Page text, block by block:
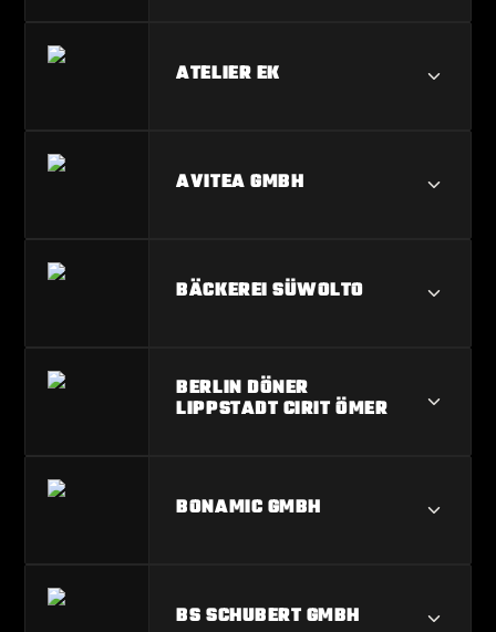
ARTCARS GMBHATELIER EK
ATELIER EK AVITEA GMBH
AVITEA GMBHBÄCKEREI SÜWOLTO
BÄCKEREI SÜWOLTO
BERLIN DÖNER
LIPPSTADT CIRIT ÖMER
BERLIN DÖNER LIPPSTADT CIRIT
BONAMIC GMBH
BONAMIC GMBHBS SCHUBERT GMBH